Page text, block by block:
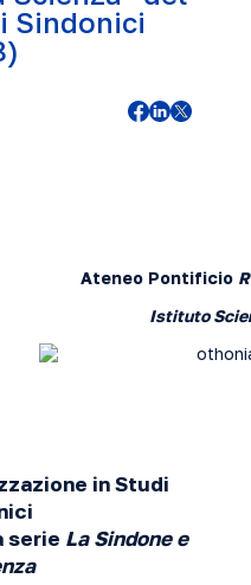
Sindonici
Ateneo Pontificio
Istituto
in Studi
serie La Sindone e